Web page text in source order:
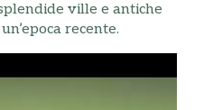
ville e antiche
recente.